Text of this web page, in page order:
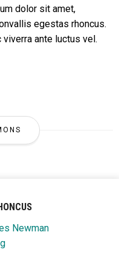
dolor sit amet,
egestas rhoncus.
ante luctus vel.
Newman